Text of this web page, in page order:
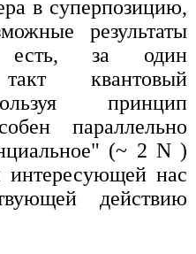
в суперпозицию,
результаты
есть, за один
квантовый
принцип
параллельно
(~ 2 N )
интересующей нас
действию